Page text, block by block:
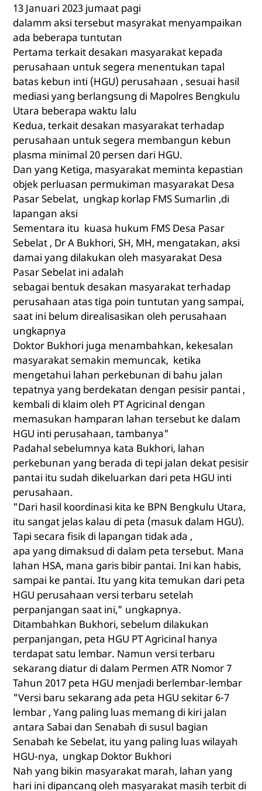
13 Januari 2023 jumaat pagi
dalamm aksi tersebut masyrakat menyampaikan
ada beberapa tuntutan
Pertama terkait desakan masyarakat kepada
perusahaan untuk segera menentukan tapal
batas kebun inti (HGU) perusahaan , sesuai hasil
mediasi yang berlangsung di Mapolres Bengkulu
Utara beberapa waktu lalu
Kedua, terkait desakan masyarakat terhadap
perusahaan untuk segera membangun kebun
plasma minimal 20 persen dari HGU.
Dan yang Ketiga, masyarakat meminta kepastian
objek perluasan permukiman masyarakat Desa
Pasar Sebelat, ungkap korlap FMS Sumarlin ,di
lapangan aksi
Sementara itu kuasa hukum FMS Desa Pasar
Sebelat , Dr A Bukhori, SH, MH, mengatakan, aksi
damai yang dilakukan oleh masyarakat Desa
Pasar Sebelat ini adalah
sebagai bentuk desakan masyarakat terhadap
perusahaan atas tiga poin tuntutan yang sampai,
saat ini belum direalisasikan oleh perusahaan
ungkapnya
Doktor Bukhori juga menambahkan, kekesalan
masyarakat semakin memuncak, ketika
mengetahui lahan perkebunan di bahu jalan
tepatnya yang berdekatan dengan pesisir pantai ,
kembali di klaim oleh PT Agricinal dengan
memasukan hamparan lahan tersebut ke dalam
HGU inti perusahaan, tambanya"
Padahal sebelumnya kata Bukhori, lahan
perkebunan yang berada di tepi jalan dekat pesisir
pantai itu sudah dikeluarkan dari peta HGU inti
perusahaan.
"Dari hasil koordinasi kita ke BPN Bengkulu Utara,
itu sangat jelas kalau di peta (masuk dalam HGU).
Tapi secara fisik di lapangan tidak ada ,
apa yang dimaksud di dalam peta tersebut. Mana
lahan HSA, mana garis bibir pantai. Ini kan habis,
sampai ke pantai. Itu yang kita temukan dari peta
HGU perusahaan versi terbaru setelah
perpanjangan saat ini," ungkapnya.
Ditambahkan Bukhori, sebelum dilakukan
perpanjangan, peta HGU PT Agricinal hanya
terdapat satu lembar. Namun versi terbaru
sekarang diatur di dalam Permen ATR Nomor 7
Tahun 2017 peta HGU menjadi berlembar-lembar
"Versi baru sekarang ada peta HGU sekitar 6-7
lembar , Yang paling luas memang di kiri jalan
antara Sabai dan Senabah di susul bagian
Senabah ke Sebelat, itu yang paling luas wilayah
HGU-nya, ungkap Doktor Bukhori
Nah yang bikin masyarakat marah, lahan yang
hari ini dipancang oleh masyarakat masih terbit di